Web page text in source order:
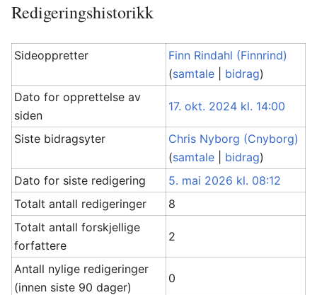
Redigeringshistorikk
Sideoppretter
Finn Rindahl (Finnrind)
(samtale bidrag)
Dato for opprettelse av
siden
17. okt. 2024 kl. 14:00
Siste bidragsyter
Chris Nyborg (Cnyborg)
(samtale bidrag)
Dato for siste redigering
5. mai 2026 kl. 08:12
Totalt antall redigeringer
8
Totalt antall forskjellige
forfattere
2
Antall nylige redigeringer
(innen siste 90 dager)
0